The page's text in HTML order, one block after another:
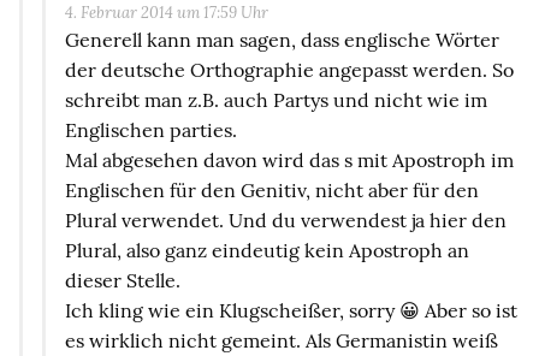
4. Februar 2014 um 17:59 Uhr
Generell kann man sagen, dass englische Wörter
der deutsche Orthographie angepasst werden. So
schreibt man z.B. auch Partys und nicht wie im
Englischen parties.
Mal abgesehen davon wird das s mit Apostroph im
Englischen für den Genitiv, nicht aber für den
Plural verwendet. Und du verwendest ja hier den
Plural, also ganz eindeutig kein Apostroph an
dieser Stelle.
Ich kling wie ein Klugscheißer, sorry 😀 Aber so ist
es wirklich nicht gemeint. Als Germanistin weiß